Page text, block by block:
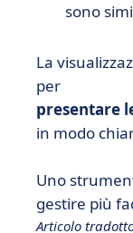
sono
La
per
presentare
in modo
Uno
gestire più
Articolo